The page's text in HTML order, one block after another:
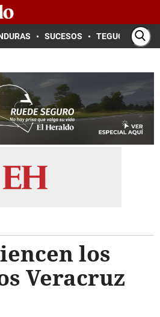
SUCESOS TEGUCIGALPA
los
Veracruz